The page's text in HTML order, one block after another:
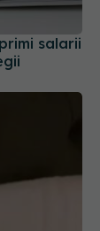
salarii